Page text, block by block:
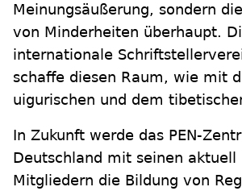
Meinungsäußerung, sondern
von Minderheiten überhaupt.
internationale
schaffe diesen Raum, wie mit
uigurischen und dem
In Zukunft werde das PEN-
Deutschland mit seinen aktuell
Mitgliedern die Bildung von